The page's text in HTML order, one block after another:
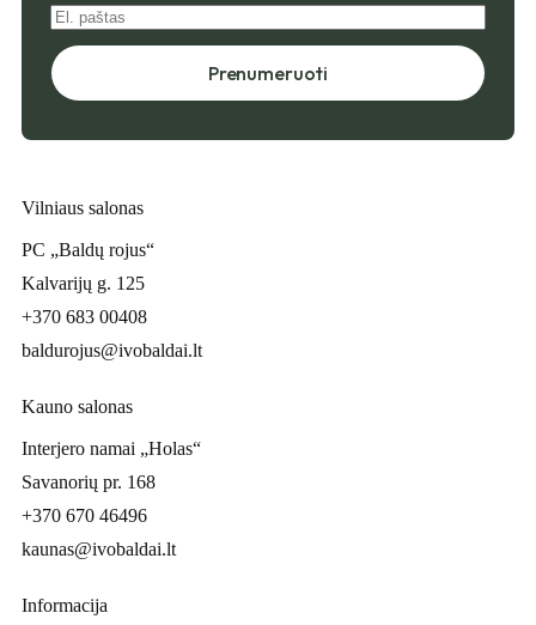
Prenumeruoti
Vilniaus salonas
PC „Baldų rojus“
Kalvarijų g. 125
+370 683 00408
baldurojus@ivobaldai.lt
Kauno salonas
Interjero namai „Holas“
Savanorių pr. 168
+370 670 46496
kaunas@ivobaldai.lt
Informacija